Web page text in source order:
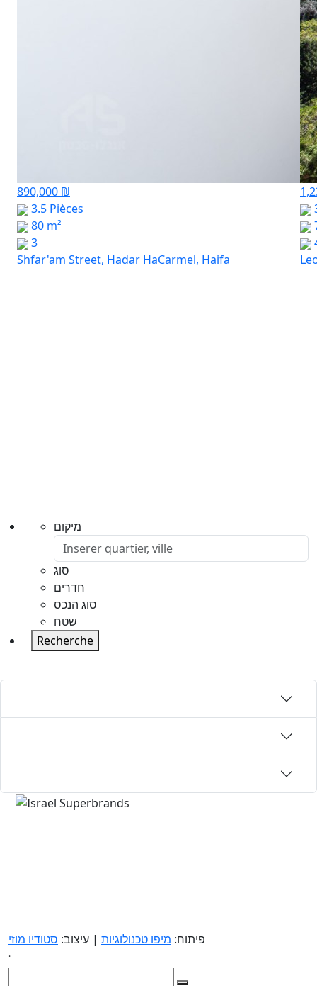
890,000 ₪
3.5 Pièces
80 m²
3
Shfar'am Street, Hadar HaCarmel, Haifa
מיקום
סוג
חדרים
סוג הנכס
שטח
Recherche
פיתוח: מיפו טכנולוגיות | עיצוב: סטודיו מוזי
.